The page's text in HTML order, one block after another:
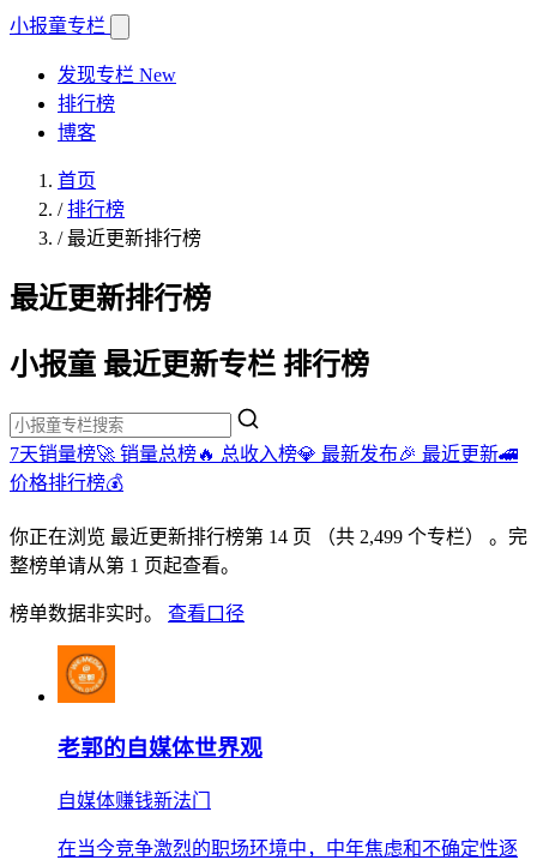
小报童专栏
发现专栏 New
排行榜
博客
首页
/排行榜
/最近更新排行榜
最近更新排行榜
小报童 最近更新专栏 排行榜
7天销量榜🚀 销量总榜🔥 总收入榜💎 最新发布🎉 最近更新🚄
价格排行榜💰
你正在浏览 最近更新排行榜第 14 页 （共 2,499 个专栏）
。完
整榜单请从第 1 页起查看。
榜单数据非实时。 查看口径
老郭的自媒体世界观
自媒体赚钱新法门
在当今竞争激烈的职场环境中，中年焦虑和不确定性逐